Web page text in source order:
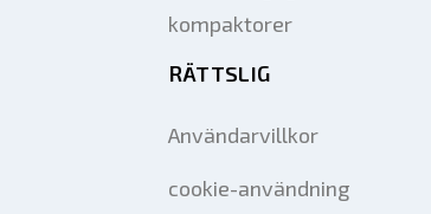
kompaktorer
RÄTTSLIG
Användarvillkor
cookie-användning